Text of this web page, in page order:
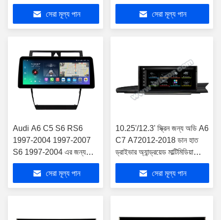
2004 RS6 মাল্টিমিডিয়া স্টেরিও
সেরা মূল্য পান
মাল্টিমিডিয়া প্লেয়ার
সেরা মূল্য পান
Audi A6 C5 S6 RS6
1997-2004 1997-2007
S6 1997-2004 এর জন্য
12.3" স্মার্ট আল্ট্রা ওয়াইড স্ক্রীন
সেরা মূল্য পান
10.25'/12.3' স্ক্রিন জন্য অডি A6
C7 A72012-2018 ডান হাত
ড্রাইভার অ্যান্ড্রয়েড মাল্টিমিডিয়া
প্লেয়ার
সেরা মূল্য পান